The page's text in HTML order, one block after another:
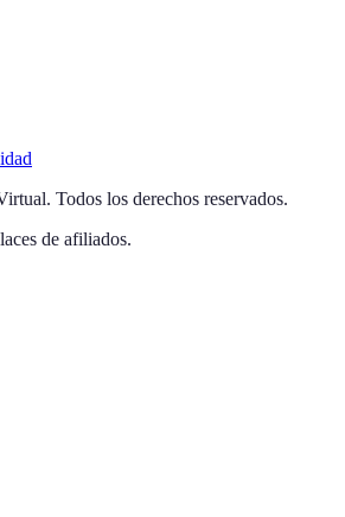
. Todos los derechos reservados.
de afiliados.